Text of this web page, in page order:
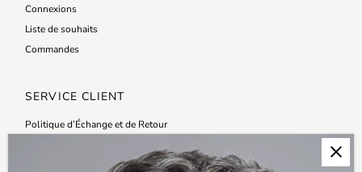
Connexions
Liste de souhaits
Commandes
SERVICE CLIENT
Politique d’Échange et de Retour
Politique de confidentialité